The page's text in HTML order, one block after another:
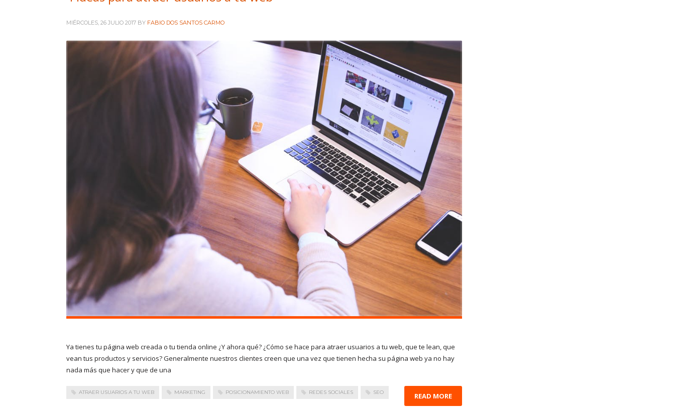
MIÉRCOLES, 26 JULIO 2017 BY FABIO DOS SANTOS CARMO
Ya tienes tu página web creada o tu tienda online ¿Y ahora qué? ¿Cómo se hace para atraer usuarios a tu web, que te lean, que
vean tus productos y servicios? Generalmente nuestros clientes creen que una vez que tienen hecha su página web ya no hay
nada más que hacer y que de una
ATRAER USUARIOS A TU WEB MARKETING POSICIONAMIENTO WEB REDES SOCIALES SEO READ MORE